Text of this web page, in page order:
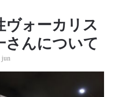
ヴォーカリス
んについて
jun